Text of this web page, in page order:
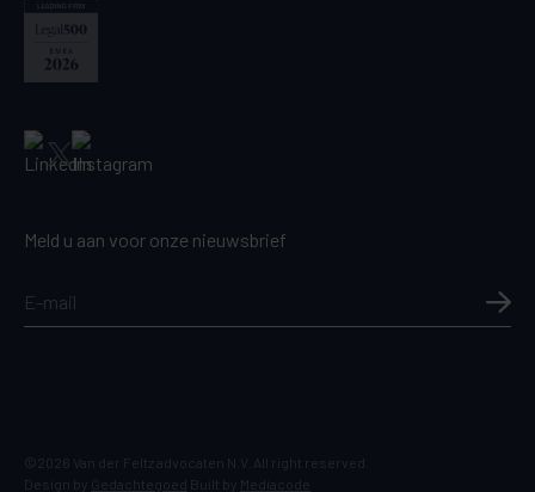
Meld u aan voor onze nieuwsbrief
©2026 Van der Feltz advocaten N.V. All right reserved.
Design by
Gedachtegoed Built by Mediacode